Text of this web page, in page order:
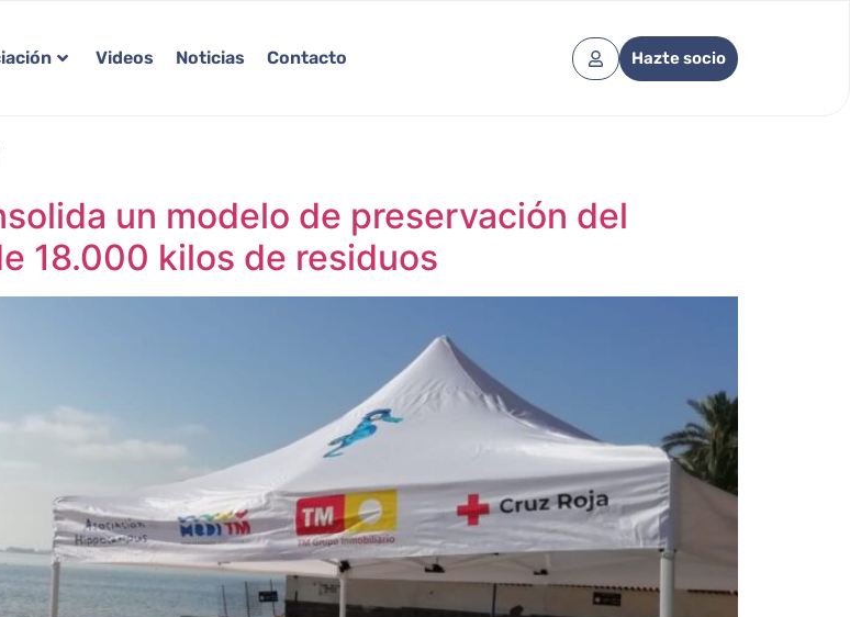
Videos Noticias Contacto Hazte socio
un modelo de preservación del
18.000 kilos de residuos